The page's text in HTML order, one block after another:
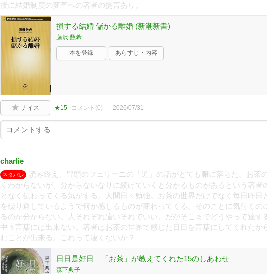
後に結婚制度の変革への著者の提言あり。
損する結婚 儲かる離婚 (新潮新書)
藤沢 数希
本を登録 あらすじ・内容
ナイス ★15 コメント(0) 2026/07/31
charlie
ネタバレ
読み終え、冒頭のフェリーニの「道」の話がとても腑に落ちた。お茶
くわからないが、分からないなりに続けていくと分かるものがあるという著者
となく伝わってくる気がする。人間日々勉強。お茶の世界だけでなく毎日昨日
を繰り返しているようで何か感じるものが変わってくる。そのことに気付くの
るのか分からない。人それぞれ違いそれでいい。だがそこまでどうやって達す
中々言葉には出来ない。著者はお茶の世界で感じた日日を言葉にしてくれたか
むことが出来る。これって凄くないか？
日日是好日―「お茶」が教えてくれた15のしあわせ
森下典子